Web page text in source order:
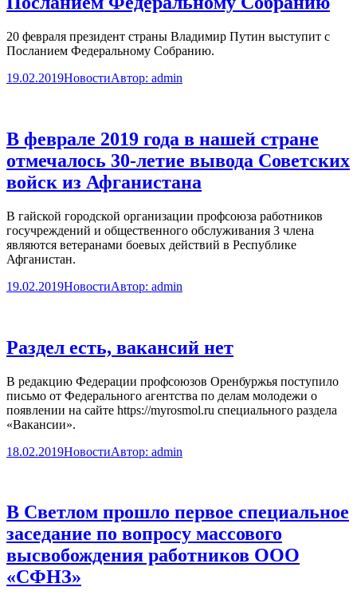
20 февраля президент страны Владимир Путин выступит с
Посланием Федеральному Собранию.
19.02.2019НовостиАвтор: admin
В феврале 2019 года в нашей стране
отмечалось 30-летие вывода Советских
войск из Афганистана
В гайской городской организации профсоюза работников
госучреждений и общественного обслуживания 3 члена
являются ветеранами боевых действий в Республике
Афганистан.
19.02.2019НовостиАвтор: admin
Раздел есть, вакансий нет
В редакцию Федерации профсоюзов Оренбуржья поступило
письмо от Федерального агентства по делам молодежи о
появлении на сайте https://myrosmol.ru специального раздела
«Вакансии».
18.02.2019НовостиАвтор: admin
В Светлом прошло первое специальное
заседание по вопросу массового
высвобождения работников ООО
«СФНЗ»